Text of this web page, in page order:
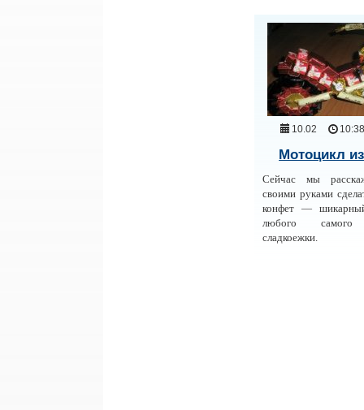
10.02 10:38
Мотоцикл
Сейчас мы
своими руками
конфет —
любого самого
сладкоежки.